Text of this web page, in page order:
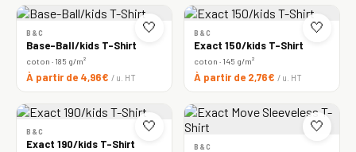
🤍
B&C
Base-Ball/kids T-Shirt
coton · 185 g/m²
À partir de 4,96€ / u. HT
🤍
B&C
Exact 150/kids T-Shirt
coton · 145 g/m²
À partir de 2,76€ / u. HT
🤍
B&C
Exact 190/kids T-Shirt
🤍
B&C